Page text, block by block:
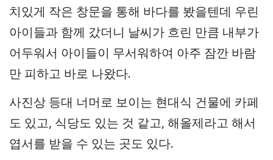
치있게 작은 창문을 통해 바다를 봤을텐데 우린
아이들과 함께 갔더니 날씨가 흐린 만큼 내부가
어두워서 아이들이 무서워하여 아주 잠깐 바람
만 피하고 바로 나왔다.
사진상 등대 너머로 보이는 현대식 건물에 카페
도 있고, 식당도 있는 것 같고, 해올제라고 해서
엽서를 받을 수 있는 곳도 있다.